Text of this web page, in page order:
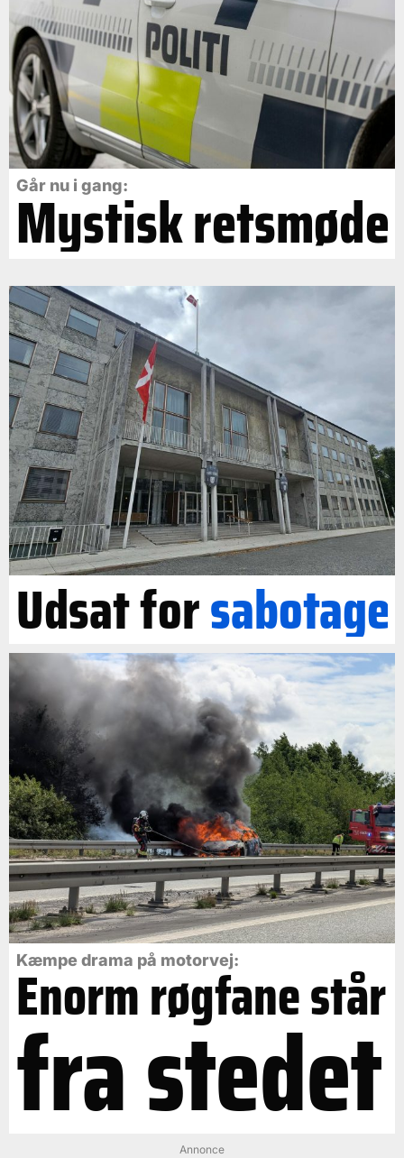
Går nu i gang:
Mystisk retsmøde
Udsat forsabotage
Kæmpe drama på motorvej:
Enorm røgfane står
fra stedet
Annonce